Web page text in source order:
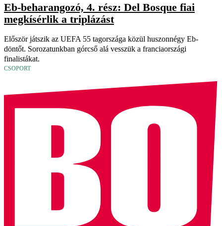
Eb-beharangozó, 4. rész: Del Bosque fiai
megkísérlik a triplázást
Először játszik az UEFA 55 tagországa közül huszonnégy Eb-
döntőt. Sorozatunkban górcső alá vesszük a franciaországi
finalistákat.
CSOPORT